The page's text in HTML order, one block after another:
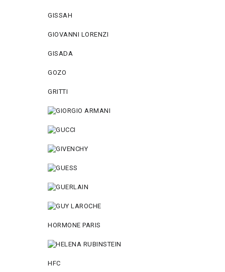
GISSAH
GIOVANNI LORENZI
GISADA
GOZO
GRITTI
HORMONE PARIS
HFC